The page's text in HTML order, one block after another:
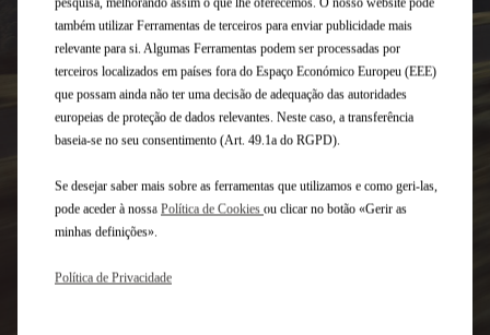
também utilizar Ferramentas de terceiros para enviar publicidade mais
relevante para si. Algumas Ferramentas podem ser processadas por
terceiros localizados em países fora do Espaço Económico Europeu (EEE)
que possam ainda não ter uma decisão de adequação das autoridades
europeias de proteção de dados relevantes. Neste caso, a transferência
baseia-se no seu consentimento (Art. 49.1a do RGPD).
Se desejar saber mais sobre as ferramentas que utilizamos e como geri-las,
pode aceder à nossa Política de Cookies ou clicar no botão «Gerir as
minhas definições».
Política de Privacidade